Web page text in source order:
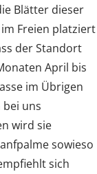
Blätter dieser
Freien platziert
der Standort
April bis
im Übrigen
uns
wird sie
sowieso
sich